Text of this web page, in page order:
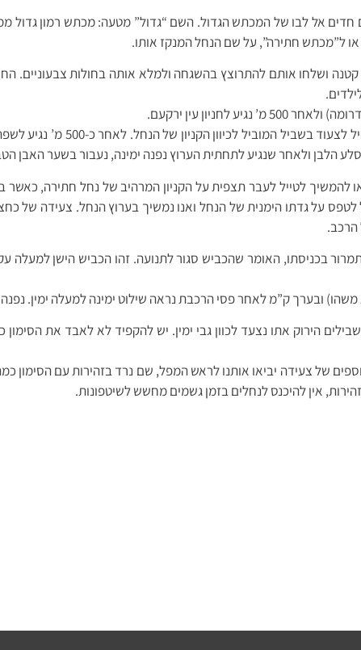
אל לבו של המכתש הגדול. השם “גדול” מטעה: מכתש רמון גדול
ל”מכתש חתירה”, על שם הנחל המנקז אותו.
קטנה ושלחו אותם להתרוצץ בהשגחה ולמלא אותה בחולות צבעוניים.
מהחנייה של עין ירקעם נרד
הלבן ולאחר שנגיע לתחתית הערוץ נפנה ימינה, נעבור בשער האבן
להמשיך לטייל לעבר תצפית על הקניון המרהיב של נחל חתירה, כאשר
על גדתו הימנית של הנחל ואנו נמשיך בערוץ הנחל. צעידה של
הרכב.
ובערך ק”מ לאחר פסי הרכבת נראה שילוט ימינה למעלה ימין.
הירוק אתו נצעד לכוון גבי ימין. יש להקפיד לא לאבד את
אין להיכנס לנחלים בזמן גשמים מחשש לשיטפונות.